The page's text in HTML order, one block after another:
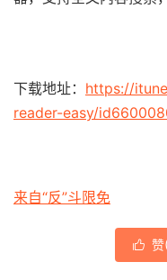
下载地址： https://
reader-easy/
来自“反”斗限免
 赞(